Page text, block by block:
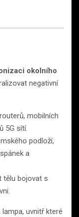
okolního
negativní
mobilních
5G sítí.
podloží,
a
tělu bojovat s
uvnitř které